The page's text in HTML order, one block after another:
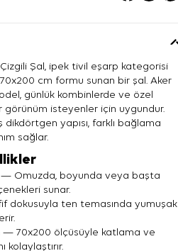
Şal, ipek tivil eşarp kategorisi
cm formu sunan bir şal. Aker
günlük kombinlerde ve özel
isteyenler için uygundur.
yapısı, farklı bağlama
sağlar.
— Omuzda, boyunda veya başta
sunar.
dokusuyla ten temasında yumuşak
— 70x200 ölçüsüyle katlama ve
kolaylaştırır.